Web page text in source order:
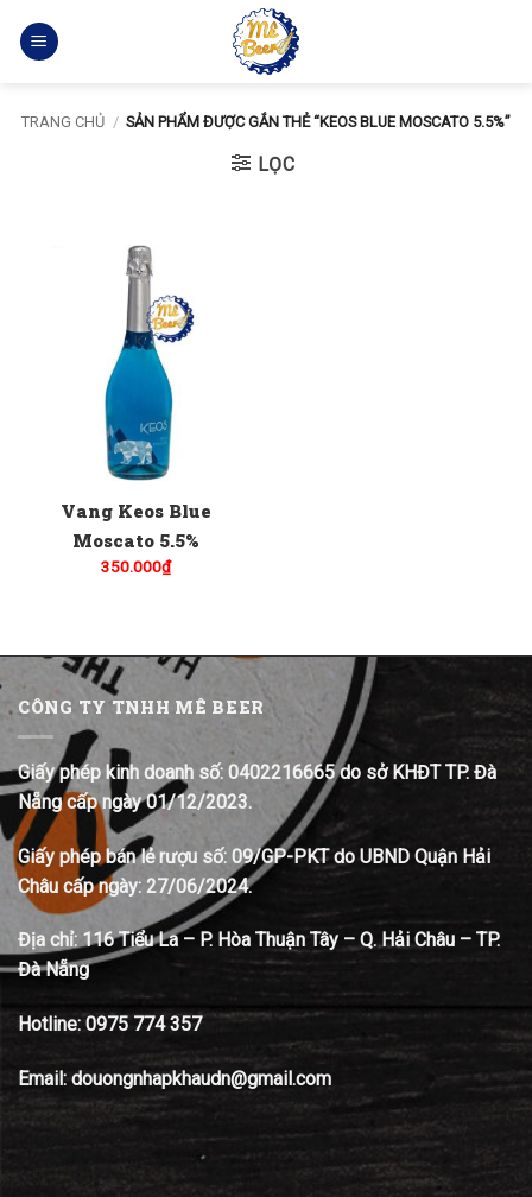
qua
TRANG CHỦ / SẢN PHẨM ĐƯỢC GẮN THẺ “KEOS BLUE MOSCATO 5.5%”
LỌC
Vang Keos Blue
Moscato 5.5%
350.000₫
CÔNG TY TNHH MÊ BEER
Giấy phép kinh doanh số: 0402216665 do sở KHĐT TP. Đà
Nẵng cấp ngày 01/12/2023.
Giấy phép bán lẻ rượu số: 09/GP-PKT do UBND Quận Hải
Châu cấp ngày: 27/06/2024.
Địa chỉ: 116 Tiểu La – P. Hòa Thuận Tây – Q. Hải Châu – TP.
Đà Nẵng
Hotline: 0975 774 357
Email: douongnhapkhaudn@gmail.com